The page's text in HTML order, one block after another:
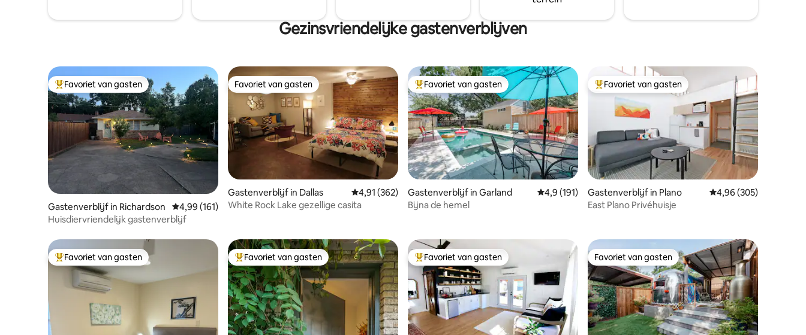
Gezinsvriendelijke gastenverblijven
Topfavoriet van gasten
Favoriet van gasten
Gastenverblijf in Richardson Gemiddelde beoordeling van 4,99 op 5, 161 recensies
4,99 (161)
Huisdiervriendelijk gastenverblijf
Favoriet van gasten
Favoriet van gasten
Gastenverblijf in Dallas Gemiddelde beoordeling van 4,91 op 5, 362 recensies
4,91 (362)
White Rock Lake gezellige casita
Topfavoriet van gasten
Favoriet van gasten
Gastenverblijf in Garland Gemiddelde beoordeling van 4,9 op 5, 191 recensies
4,9 (191)
Bijna de hemel
Topfavoriet van gasten
Favoriet van gasten
Gastenverblijf in Plano Gemiddelde
4,96 (305)
East Plano Privéhuisje
Topfavoriet van gasten
Favoriet van gasten Topfavoriet van gasten
Favoriet van gasten Topfavoriet van gasten
Favoriet van gasten Favoriet van gasten
Favoriet van gasten